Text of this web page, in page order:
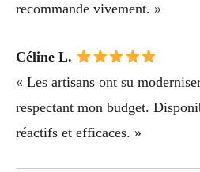
recommande vivement. »
Céline L.
« Les artisans ont su
respectant mon budget.
réactifs et efficaces. »